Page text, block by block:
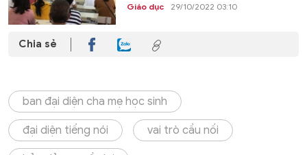
Giáo dục 29/10/2022 03:10
Chia sẻ
ban đại diện cha mẹ học sinh
đại diện tiếng nói vai trò cầu nối